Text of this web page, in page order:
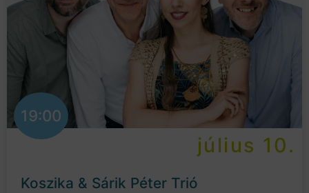
19:00
július 10.
Koszika & Sárik Péter Trió